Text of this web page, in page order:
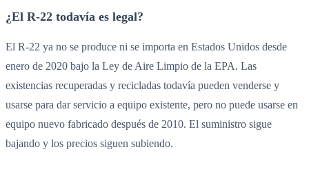
¿El R-22 todavía es legal?
El R-22 ya no se produce ni se importa en Estados Unidos desde
enero de 2020 bajo la Ley de Aire Limpio de la EPA. Las
existencias recuperadas y recicladas todavía pueden venderse y
usarse para dar servicio a equipo existente, pero no puede usarse en
equipo nuevo fabricado después de 2010. El suministro sigue
bajando y los precios siguen subiendo.